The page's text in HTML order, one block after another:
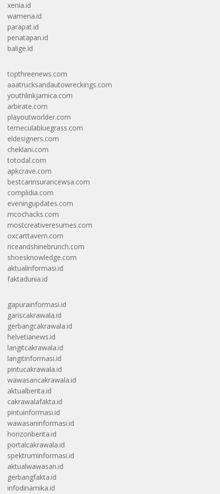
xenia.id
wamena.id
parapat.id
penatapan.id
balige.id
topthreenews.com
aaatrucksandautowreckings.com
youthlinkjamica.com
arbirate.com
playoutworlder.com
temeculabluegrass.com
eldesigners.com
cheklani.com
totodal.com
apkcrave.com
bestcarinsurancewsa.com
complidia.com
eveningupdates.com
mcochacks.com
mostcreativeresumes.com
oxcarttavern.com
riceandshinebrunch.com
shoesknowledge.com
aktualinformasi.id
faktadunia.id
gapurainformasi.id
gariscakrawala.id
gerbangcakrawala.id
helvetianews.id
langitcakrawala.id
langitinformasi.id
pintucakrawala.id
wawasancakrawala.id
aktualberita.id
cakrawalafakta.id
pintuinformasi.id
wawasaninformasi.id
horizonberita.id
portalcakrawala.id
spektruminformasi.id
aktualwawasan.id
gerbangfakta.id
infodinamika.id